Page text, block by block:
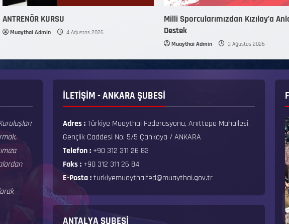
ANTRENÖR KURSU
Muaythai Admin 4 Ağustos 2026
Milli Sporcularımızdan Kızılay’a
Destek
Muaythai Admin 3 Ağustos 2026
İLETİŞİM - ANKARA ŞUBESİ
Adres :Türkiye Muaythai Federasyonu, Anıttepe Mahallesi,
Gençlik Caddesi No: 5/5 Çankaya / ANKARA
Telefon : +90 312 311 26 83
Faks : +90 312 311 26 84
E-Posta :turkiyemuaythaifed@muaythai.gov.tr
ANTALYA ŞUBESİ